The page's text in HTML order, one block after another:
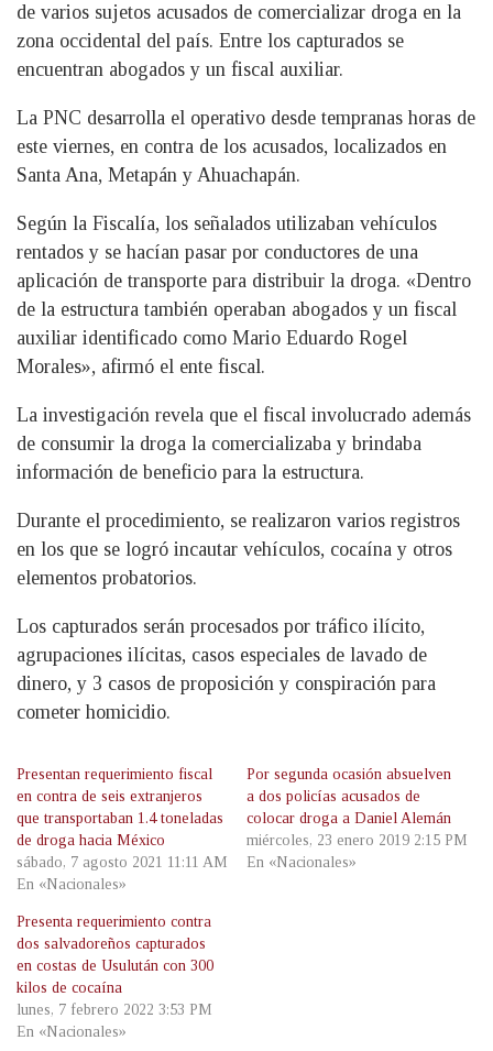
de varios sujetos acusados de comercializar droga en la
zona occidental del país. Entre los capturados se
encuentran abogados y un fiscal auxiliar.
La PNC desarrolla el operativo desde tempranas horas de
este viernes, en contra de los acusados, localizados en
Santa Ana, Metapán y Ahuachapán.
Según la Fiscalía, los señalados utilizaban vehículos
rentados y se hacían pasar por conductores de una
aplicación de transporte para distribuir la droga. «Dentro
de la estructura también operaban abogados y un fiscal
auxiliar identificado como Mario Eduardo Rogel
Morales», afirmó el ente fiscal.
La investigación revela que el fiscal involucrado además
de consumir la droga la comercializaba y brindaba
información de beneficio para la estructura.
Durante el procedimiento, se realizaron varios registros
en los que se logró incautar vehículos, cocaína y otros
elementos probatorios.
Los capturados serán procesados por tráfico ilícito,
agrupaciones ilícitas, casos especiales de lavado de
dinero, y 3 casos de proposición y conspiración para
cometer homicidio.
Presentan requerimiento fiscal
en contra de seis extranjeros
que transportaban 1.4 toneladas
de droga hacia México
sábado, 7 agosto 2021 11:11 AM
En «Nacionales»
Por segunda ocasión absuelven
a dos policías acusados de
colocar droga a Daniel Alemán
miércoles, 23 enero 2019 2:15 PM
En «Nacionales»
Presenta requerimiento contra
dos salvadoreños capturados
en costas de Usulután con 300
kilos de cocaína
lunes, 7 febrero 2022 3:53 PM
En «Nacionales»